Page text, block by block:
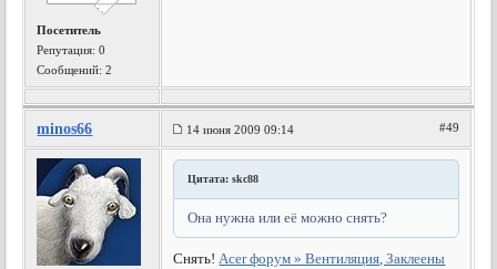
Посетитель
Репутация:0
Сообщений: 2
minos66 14 июня 2009 09:14 #49
Цитата: skc88
Она нужна или её можно снять?
Снять!Acer форум » Вентиляция, Заклеены